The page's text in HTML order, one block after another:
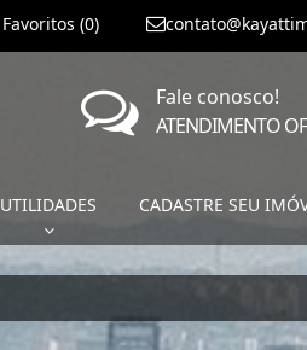
Favoritos (0)
UTILIDADES CADASTRE SEU
Fale conosco!
ATENDIMENTO